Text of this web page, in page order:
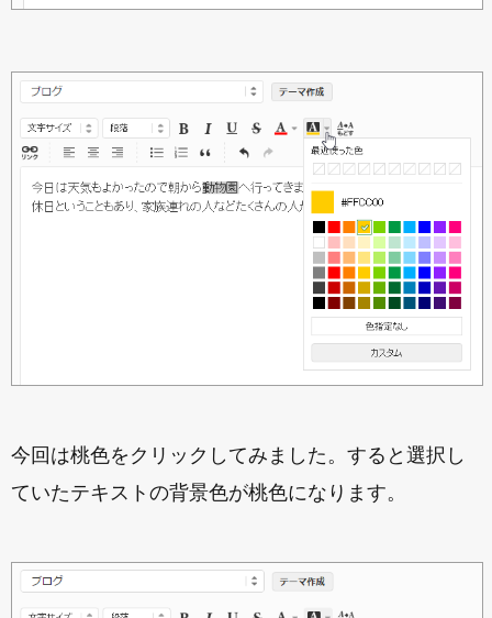
今回は桃色をクリックしてみました。すると選択し
ていたテキストの背景色が桃色になります。